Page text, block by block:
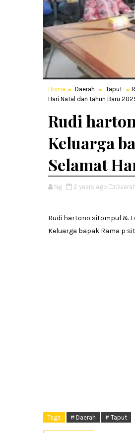
Home Daerah Taput
Hari Natal dan tahun Baru
Rudi
Keluarga
Selamat
Ng 2 years ago Daerah,
Rudi hartono sitompul &
Keluarga bapak Rama p
Tags # Daerah # Taput